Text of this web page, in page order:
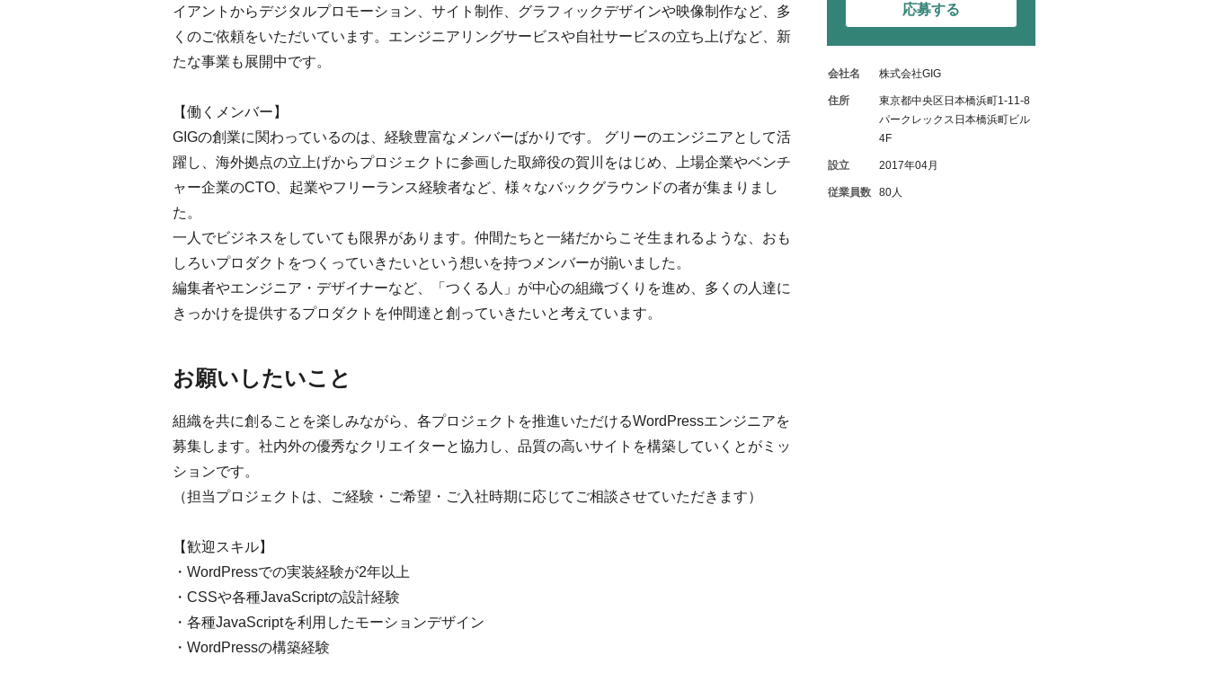
イアントからデジタルプロモーション、サイト制作、グラフィックデザインや映像制作など、多
くのご依頼をいただいています。エンジニアリングサービスや自社サービスの立ち上げなど、新
たな事業も展開中です。
【働くメンバー】
GIGの創業に関わっているのは、経験豊富なメンバーばかりです。 グリーのエンジニアとして活
躍し、海外拠点の立上げからプロジェクトに参画した取締役の賀川をはじめ、上場企業やベンチ
ャー企業のCTO、起業やフリーランス経験者など、様々なバックグラウンドの者が集まりまし
た。
一人でビジネスをしていても限界があります。仲間たちと一緒だからこそ生まれるような、おも
しろいプロダクトをつくっていきたいという想いを持つメンバーが揃いました。
編集者やエンジニア・デザイナーなど、「つくる人」が中心の組織づくりを進め、多くの人達に
きっかけを提供するプロダクトを仲間達と創っていきたいと考えています。
お願いしたいこと
組織を共に創ることを楽しみながら、各プロジェクトを推進いただけるWordPressエンジニアを
募集します。社内外の優秀なクリエイターと協力し、品質の高いサイトを構築していくとがミッ
ションです。
（担当プロジェクトは、ご経験・ご希望・ご入社時期に応じてご相談させていただきます）
【歓迎スキル】
・WordPressでの実装経験が2年以上
・CSSや各種JavaScriptの設計経験
・各種JavaScriptを利用したモーションデザイン
・WordPressの構築経験
応募する
会社名 株式会社GIG
住所
東京都中央区日本橋浜町1-11-8
パークレックス日本橋浜町ビル
4F
設立 2017年04月
従業員数 80人